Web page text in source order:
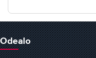
Odealo